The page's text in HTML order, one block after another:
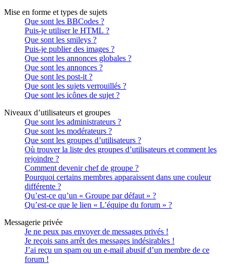
Mise en forme et types de sujets
Que sont les BBCodes ?
Puis-je utiliser le HTML ?
Que sont les smileys ?
Puis-je publier des images ?
Que sont les annonces globales ?
Que sont les annonces ?
Que sont les post-it ?
Que sont les sujets verrouillés ?
Que sont les icônes de sujet ?
Niveaux d’utilisateurs et groupes
Que sont les administrateurs ?
Que sont les modérateurs ?
Que sont les groupes d’utilisateurs ?
Où trouver la liste des groupes d’utilisateurs et comment les
rejoindre ?
Comment devenir chef de groupe ?
Pourquoi certains membres apparaissent dans une couleur
différente ?
Qu’est-ce qu’un « Groupe par défaut » ?
Qu’est-ce que le lien « L’équipe du forum » ?
Messagerie privée
Je ne peux pas envoyer de messages privés !
Je reçois sans arrêt des messages indésirables !
J’ai reçu un spam ou un e-mail abusif d’un membre de ce
forum !